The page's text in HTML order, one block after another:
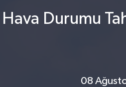
Hava Durumu
08